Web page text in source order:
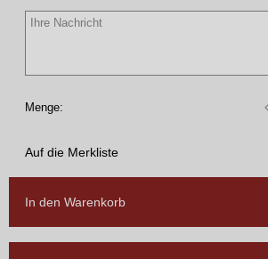
Menge:
Auf die Merkliste
In den Warenkorb